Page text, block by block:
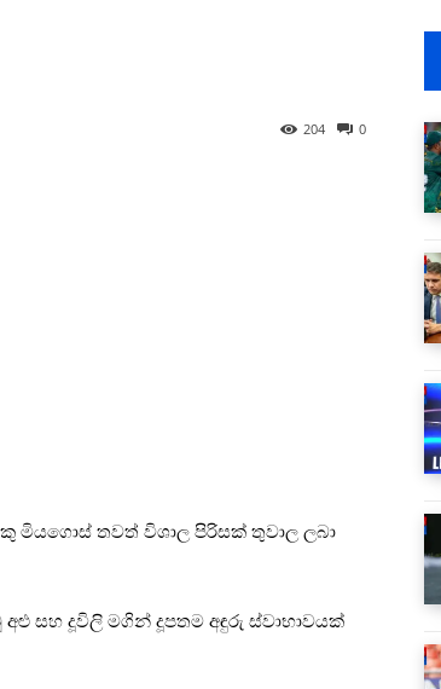
0
204
මියගොස් තවත් විශාල පිරිසක් තුවාල ලබා
සහ දූවිලි මගින් දූපතම අඳුරු ස්වාභාවයක්